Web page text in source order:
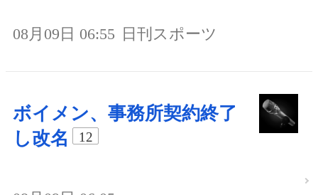
08月09日 06:55 日刊スポーツ
ボイメン、事務所契約終了
し改名
12